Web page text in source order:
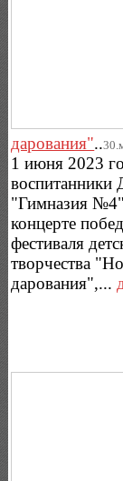
дарования"..
1 июня 2023
"Гимназия №4"
концерте
фестиваля
творчества
дарования",...